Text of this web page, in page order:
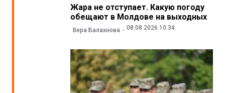
Жара не отступает. Какую погоду
обещают в Молдове на выходных
Вера Балахнова 08.08.2026 10:34